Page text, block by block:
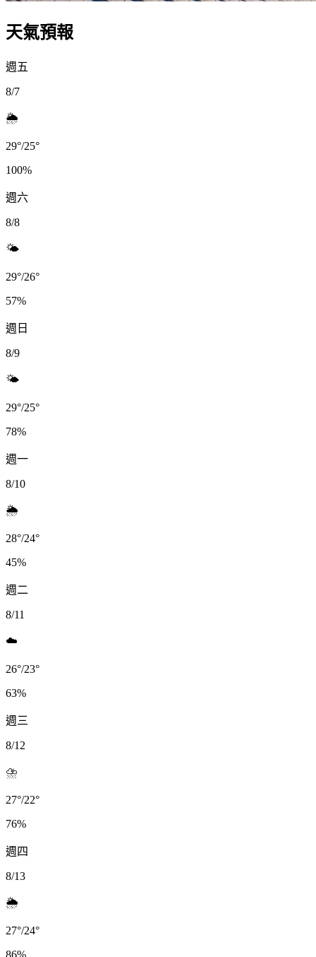
天氣預報
週五
8/7
🌦️
29°/25°
100%
週六
8/8
🌤️
29°/26°
57%
週日
8/9
🌤️
29°/25°
78%
週一
8/10
🌦️
28°/24°
45%
週二
8/11
☁️
26°/23°
63%
週三
8/12
⛈️
27°/22°
76%
週四
8/13
🌦️
27°/24°
86%